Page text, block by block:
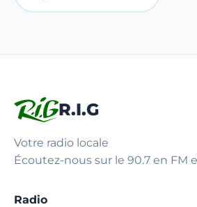
R.I.G
Votre radio locale
Écoutez-nous sur le 90.7 en FM
Radio